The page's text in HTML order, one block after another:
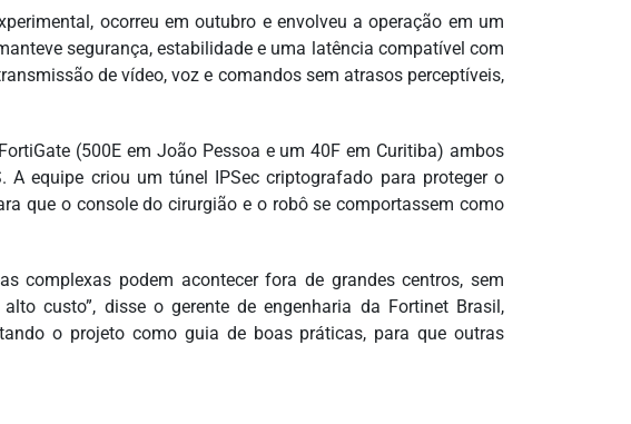
ocorreu em outubro e envolveu a operação em um
segurança, estabilidade e uma latência compatível com
de vídeo, voz e comandos sem atrasos perceptíveis,
(500E em João Pessoa e um 40F em Curitiba) ambos
A equipe criou um túnel IPSec criptografado para proteger o
que o console do cirurgião e o robô se comportassem como
complexas podem acontecer fora de grandes centros, sem
custo”, disse o gerente de engenharia da Fortinet Brasil,
o projeto como guia de boas práticas, para que outras